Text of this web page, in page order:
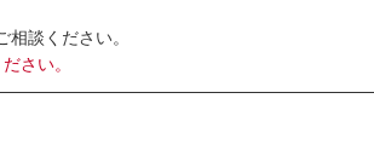
談ください。
さい。